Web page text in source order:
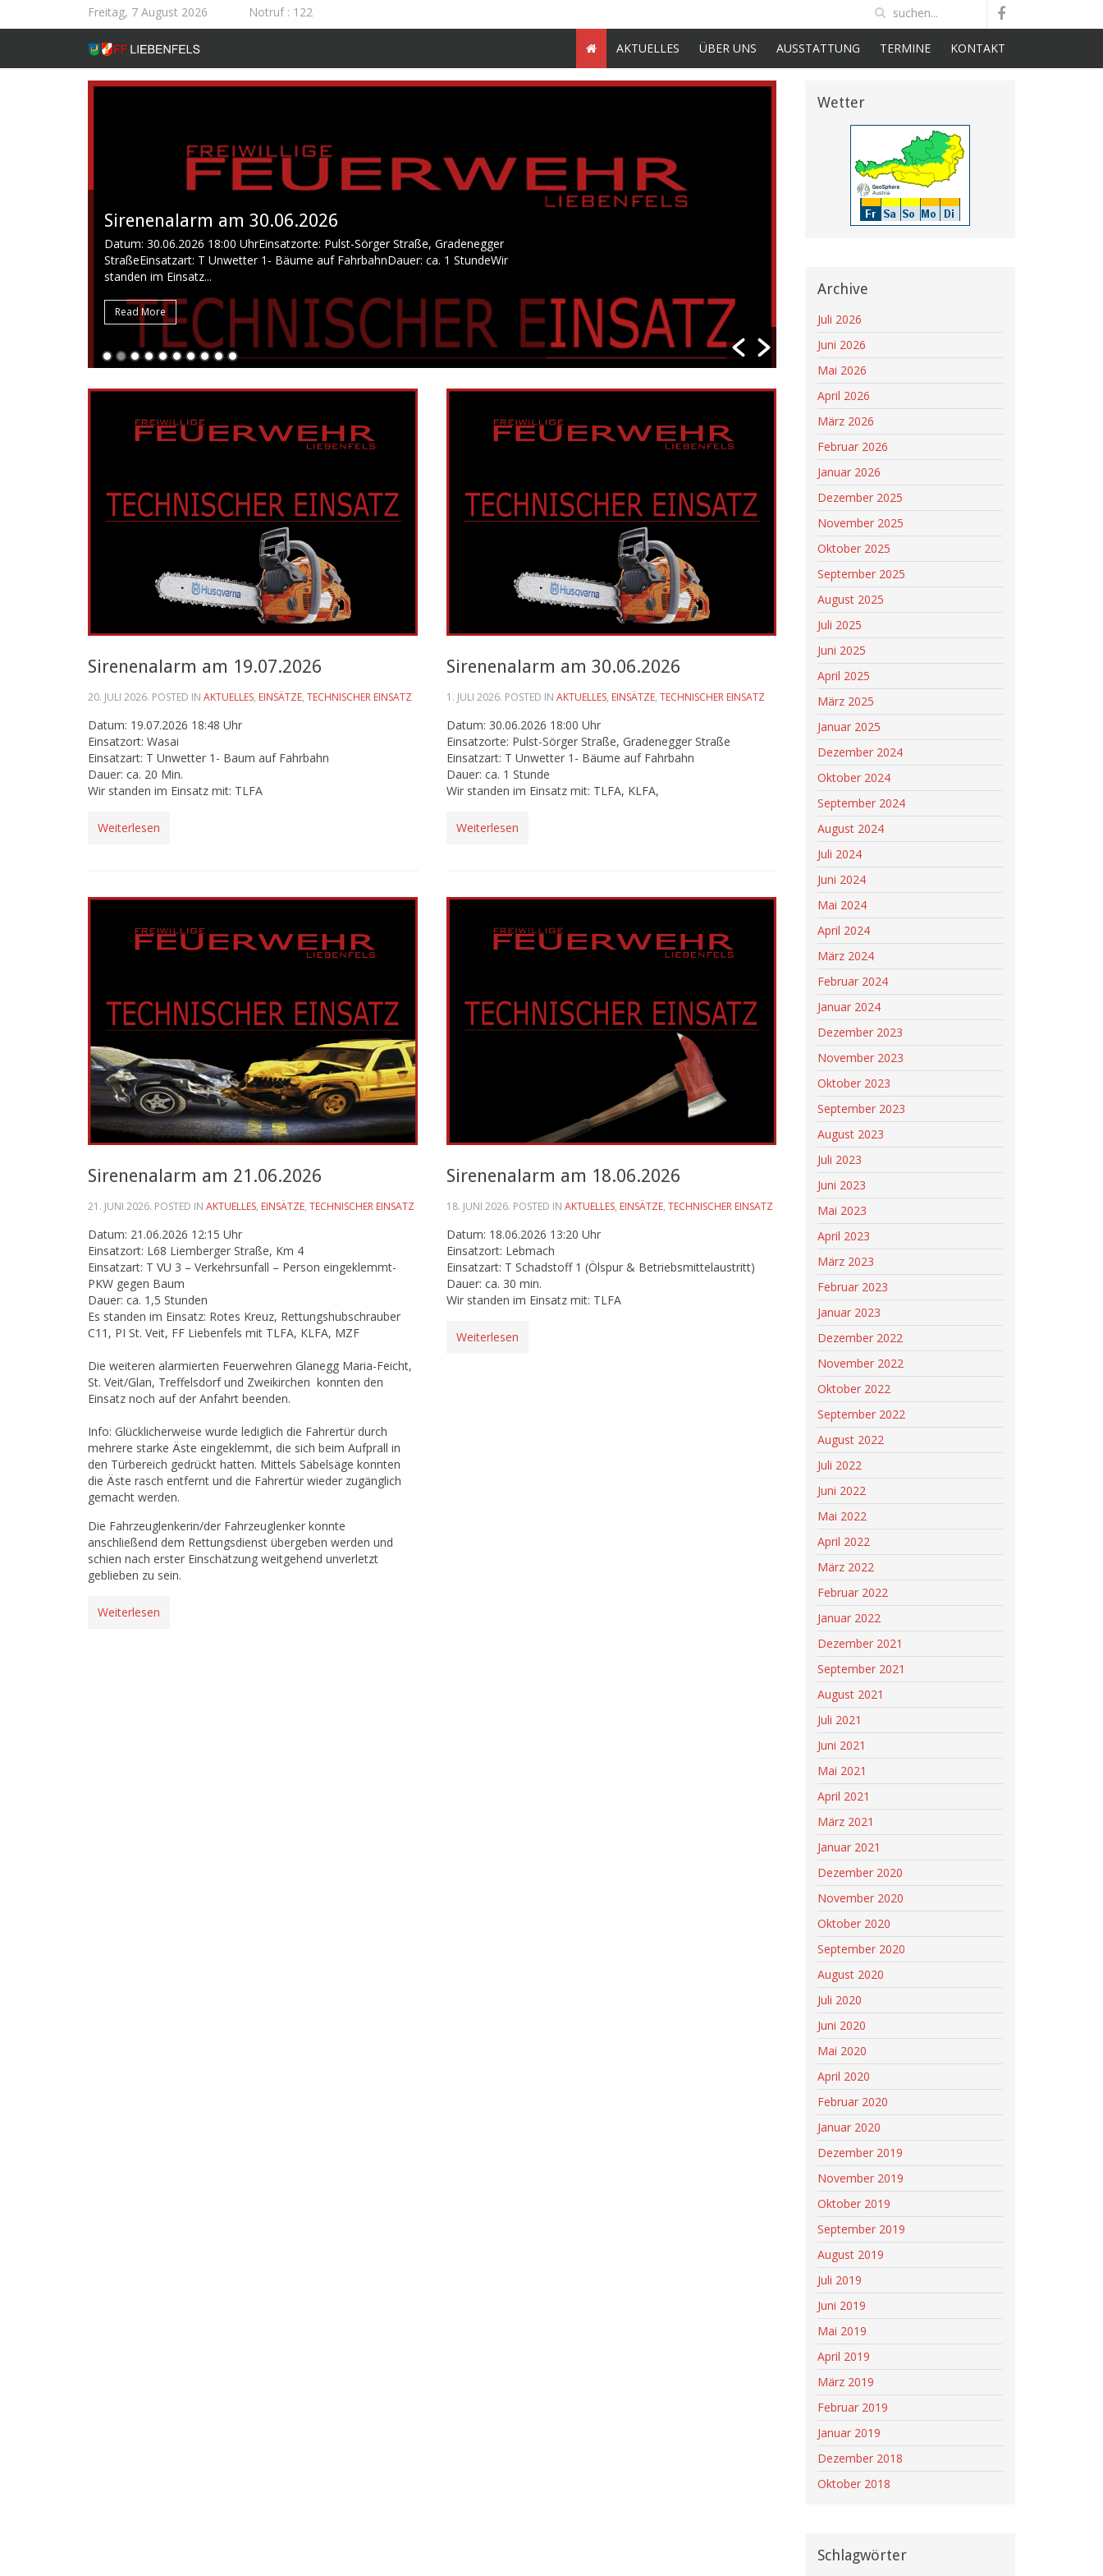
Freitag, 7 August 2026 Notruf: 122
AKTUELLES ÜBER UNS AUSSTATTUNG TERMINE KONTAKT
Sirenenalarm am 30.06.2026
Datum: 30.06.2026 18:00 UhrEinsatzorte: Pulst-Sörger Straße, Gradenegger
StraßeEinsatzart: T Unwetter 1- Bäume auf FahrbahnDauer: ca. 1 StundeWir
standen im Einsatz...
Read More
Sirenenalarm am 21.06.2026
Read More
Sirenenalarm am 19.07.2026
20. JULI 2026. POSTED IN AKTUELLES, EINSÄTZE, TECHNISCHER EINSATZ
Datum: 19.07.2026 18:48 Uhr
Einsatzort: Wasai
Einsatzart: T Unwetter 1- Baum auf Fahrbahn
Dauer: ca. 20 Min.
Wir standen im Einsatz mit: TLFA
Weiterlesen
Sirenenalarm am 21.06.2026
21. JUNI 2026. POSTED IN AKTUELLES, EINSÄTZE, TECHNISCHER EINSATZ
Datum: 21.06.2026 12:15 Uhr
Einsatzort: L68 Liemberger Straße, Km 4
Einsatzart: T VU 3 – Verkehrsunfall – Person eingeklemmt-
PKW gegen Baum
Dauer: ca. 1,5 Stunden
Es standen im Einsatz: Rotes Kreuz, Rettungshubschrauber
C11, PI St. Veit, FF Liebenfels mit TLFA, KLFA, MZF
Die weiteren alarmierten Feuerwehren Glanegg Maria-Feicht,
St. Veit/Glan, Treffelsdorf und Zweikirchen konnten den
Einsatz noch auf der Anfahrt beenden.
Info: Glücklicherweise wurde lediglich die Fahrertür durch
mehrere starke Äste eingeklemmt, die sich beim Aufprall in
den Türbereich gedrückt hatten. Mittels Säbelsäge konnten
die Äste rasch entfernt und die Fahrertür wieder zugänglich
gemacht werden.
Die Fahrzeuglenkerin/der Fahrzeuglenker konnte
anschließend dem Rettungsdienst übergeben werden und
schien nach erster Einschätzung weitgehend unverletzt
geblieben zu sein.
Weiterlesen
Sirenenalarm am 30.06.2026
1. JULI 2026. POSTED IN AKTUELLES, EINSÄTZE, TECHNISCHER EINSATZ
Datum: 30.06.2026 18:00 Uhr
Einsatzorte: Pulst-Sörger Straße, Gradenegger Straße
Einsatzart: T Unwetter 1- Bäume auf Fahrbahn
Dauer: ca. 1 Stunde
Wir standen im Einsatz mit: TLFA, KLFA,
Weiterlesen
Sirenenalarm am 18.06.2026
18. JUNI 2026. POSTED IN AKTUELLES, EINSÄTZE, TECHNISCHER EINSATZ
Datum: 18.06.2026 13:20 Uhr
Einsatzort: Lebmach
Einsatzart: T Schadstoff 1 (Ölspur & Betriebsmittelaustritt)
Dauer: ca. 30 min.
Wir standen im Einsatz mit: TLFA
Weiterlesen
Wetter
Archive
Juli 2026
Juni 2026
Mai 2026
April 2026
März 2026
Februar 2026
Januar 2026
Dezember 2025
November 2025
Oktober 2025
September 2025
August 2025
Juli 2025
Juni 2025
April 2025
März 2025
Januar 2025
Dezember 2024
Oktober 2024
September 2024
August 2024
Juli 2024
Juni 2024
Mai 2024
April 2024
März 2024
Februar 2024
Januar 2024
Dezember 2023
November 2023
Oktober 2023
September 2023
August 2023
Juli 2023
Juni 2023
Mai 2023
April 2023
März 2023
Februar 2023
Januar 2023
Dezember 2022
November 2022
Oktober 2022
September 2022
August 2022
Juli 2022
Juni 2022
Mai 2022
April 2022
März 2022
Februar 2022
Januar 2022
Dezember 2021
September 2021
August 2021
Juli 2021
Juni 2021
Mai 2021
April 2021
März 2021
Januar 2021
Dezember 2020
November 2020
Oktober 2020
September 2020
August 2020
Juli 2020
Juni 2020
Mai 2020
April 2020
Februar 2020
Januar 2020
Dezember 2019
November 2019
Oktober 2019
September 2019
August 2019
Juli 2019
Juni 2019
Mai 2019
April 2019
März 2019
Februar 2019
Januar 2019
Dezember 2018
Oktober 2018
Schlagwörter